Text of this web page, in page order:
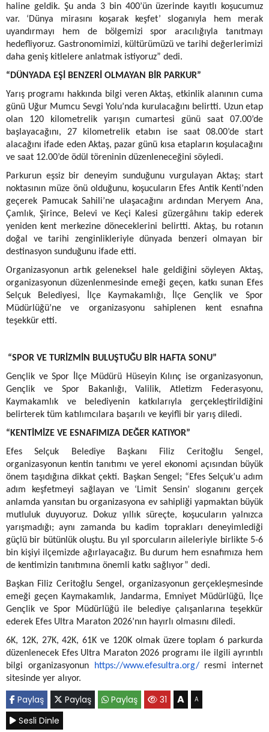
haline geldik. Şu anda 3 bin 400’ün üzerinde kayıtlı koşucumuz
var. ‘Dünya mirasını koşarak keşfet’ sloganıyla hem merak
uyandırmayı hem de bölgemizi spor aracılığıyla tanıtmayı
hedefliyoruz. Gastronomimizi, kültürümüzü ve tarihi değerlerimizi
daha geniş kitlelere anlatmak istiyoruz” dedi.
“DÜNYADA EŞİ BENZERİ OLMAYAN BİR PARKUR”
Yarış programı hakkında bilgi veren Aktaş, etkinlik alanının cuma
günü Uğur Mumcu Sevgi Yolu’nda kurulacağını belirtti. Uzun etap
olan 120 kilometrelik yarışın cumartesi günü saat 07.00’de
başlayacağını, 27 kilometrelik etabın ise saat 08.00’de start
alacağını ifade eden Aktaş, pazar günü kısa etapların koşulacağını
ve saat 12.00’de ödül töreninin düzenleneceğini söyledi.
Parkurun eşsiz bir deneyim sunduğunu vurgulayan Aktaş; start
noktasının müze önü olduğunu, koşucuların Efes Antik Kenti’nden
geçerek Pamucak Sahili’ne ulaşacağını ardından Meryem Ana,
Çamlık, Şirince, Belevi ve Keçi Kalesi güzergâhını takip ederek
yeniden kent merkezine döneceklerini belirtti. Aktaş, bu rotanın
doğal ve tarihi zenginlikleriyle dünyada benzeri olmayan bir
destinasyon sunduğunu ifade etti.
Organizasyonun artık geleneksel hale geldiğini söyleyen Aktaş,
organizasyonun düzenlenmesinde emeği geçen, katkı sunan Efes
Selçuk Belediyesi, İlçe Kaymakamlığı, İlçe Gençlik ve Spor
Müdürlüğü’ne ve organizasyonu sahiplenen kent esnafına
teşekkür etti.
“SPOR VE TURİZMİN BULUŞTUĞU BİR HAFTA SONU”
Gençlik ve Spor İlçe Müdürü Hüseyin Kılınç ise organizasyonun,
Gençlik ve Spor Bakanlığı, Valilik, Atletizm Federasyonu,
Kaymakamlık ve belediyenin katkılarıyla gerçekleştirildiğini
belirterek tüm katılımcılara başarılı ve keyifli bir yarış diledi.
“KENTİMİZE VE ESNAFIMIZA DEĞER KATIYOR”
Efes Selçuk Belediye Başkanı Filiz Ceritoğlu Sengel,
organizasyonun kentin tanıtımı ve yerel ekonomi açısından büyük
önem taşıdığına dikkat çekti. Başkan Sengel; “Efes Selçuk’u adım
adım keşfetmeyi sağlayan ve ‘Limit Sensin’ sloganını gerçek
anlamda yansıtan bu organizasyona ev sahipliği yapmaktan büyük
mutluluk duyuyoruz. Dokuz yıllık süreçte, koşucuların yalnızca
yarışmadığı; aynı zamanda bu kadim toprakları deneyimlediği
güçlü bir bütünlük oluştu. Bu yıl sporcuların aileleriyle birlikte 5-6
bin kişiyi ilçemizde ağırlayacağız. Bu durum hem esnafımıza hem
de kentimizin tanıtımına önemli katkı sağlıyor” dedi.
Başkan Filiz Ceritoğlu Sengel, organizasyonun gerçekleşmesinde
emeği geçen Kaymakamlık, Jandarma, Emniyet Müdürlüğü, İlçe
Gençlik ve Spor Müdürlüğü ile belediye çalışanlarına teşekkür
ederek Efes Ultra Maraton 2026’nın hayırlı olmasını diledi.
6K, 12K, 27K, 42K, 61K ve 120K olmak üzere toplam 6 parkurda
düzenlenecek Efes Ultra Maraton 2026 programı ile ilgili ayrıntılı
bilgi organizasyonun https://www.efesultra.org/resmi internet
sitesinde yer alıyor.
Paylaş Paylaş Paylaş 31 A A
Sesli Dinle